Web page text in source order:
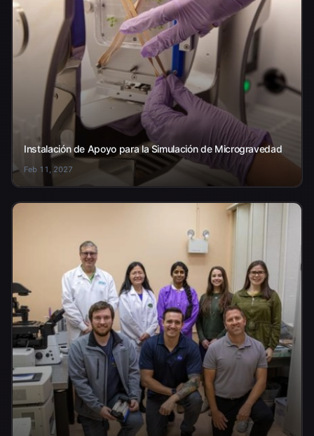
Instalación de Apoyo para la Simulación de Microgravedad
Feb 11, 2027